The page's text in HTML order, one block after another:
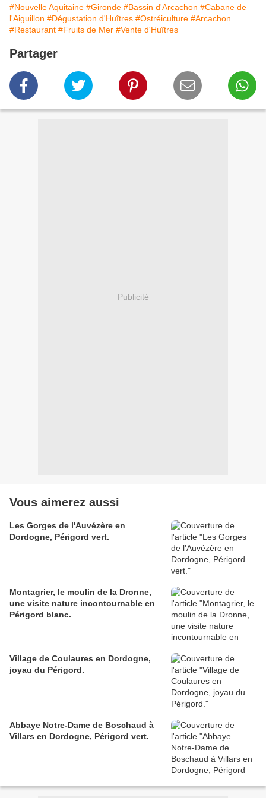
#Nouvelle Aquitaine #Gironde #Bassin d'Arcachon #Cabane de
l'Aiguillon #Dégustation d'Huîtres #Ostréiculture #Arcachon
#Restaurant #Fruits de Mer #Vente d'Huîtres
Partager
Publicité
Vous aimerez aussi
Les Gorges de l'Auvézère en
Dordogne, Périgord vert.
Montagrier, le moulin de la Dronne,
une visite nature incontournable en
Périgord blanc.
Village de Coulaures en Dordogne,
joyau du Périgord.
Abbaye Notre-Dame de Boschaud à
Villars en Dordogne, Périgord vert.